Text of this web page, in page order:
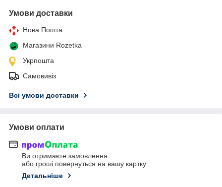
Умови доставки
Нова Пошта
Магазини Rozetka
Укрпошта
Самовивіз
Всі умови доставки
Умови оплати
Ви отримаєте замовлення
або гроші повернуться на вашу картку
Детальніше